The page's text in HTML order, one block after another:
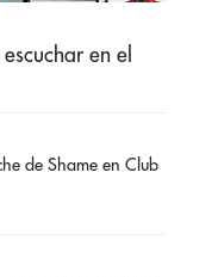
en el
de Shame en Club